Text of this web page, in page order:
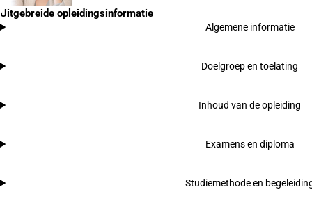
Uitgebreide opleidingsinformatie
Algemene informatie
Doelgroep en toelating
Inhoud van de opleiding
Examens en diploma
Studiemethode en